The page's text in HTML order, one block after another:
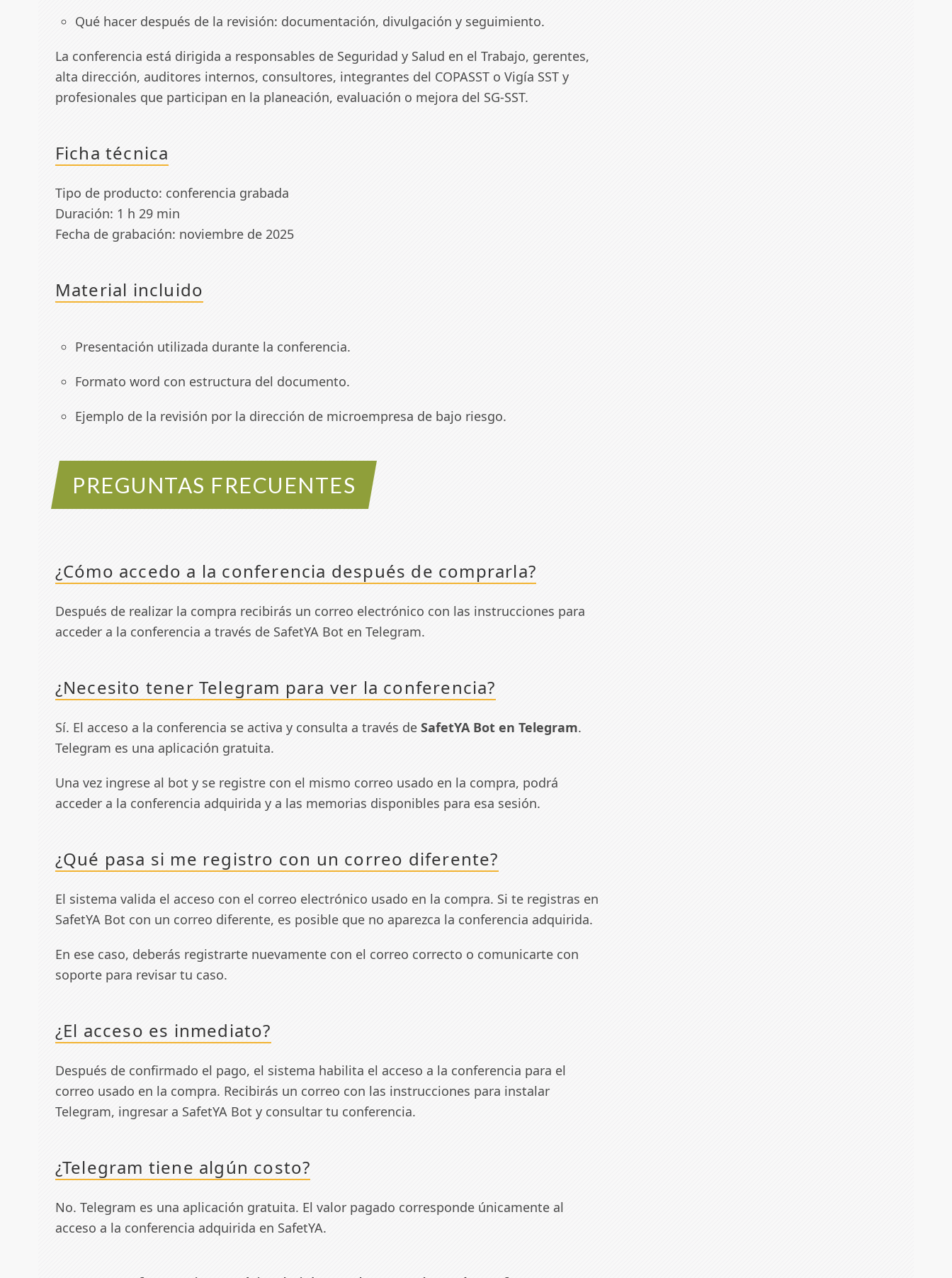
Qué hacer después de la revisión: documentación, divulgación y seguimiento.
La conferencia está dirigida a responsables de Seguridad y Salud en el Trabajo, gerentes,
alta dirección, auditores internos, consultores, integrantes del COPASST o Vigía SST y
profesionales que participan en la planeación, evaluación o mejora del SG-SST.
Ficha técnica
Tipo de producto: conferencia grabada
Duración: 1 h 29 min
Fecha de grabación: noviembre de 2025
Material incluido
Presentación utilizada durante la conferencia.
Formato word con estructura del documento.
Ejemplo de la revisión por la dirección de microempresa de bajo riesgo.
PREGUNTAS FRECUENTES
¿Cómo accedo a la conferencia después de comprarla?
Después de realizar la compra recibirás un correo electrónico con las instrucciones para
acceder a la conferencia a través de SafetYA Bot en Telegram.
¿Necesito tener Telegram para ver la conferencia?
Sí. El acceso a la conferencia se activa y consulta a través de SafetYA Bot en Telegram.
Telegram es una aplicación gratuita.
Una vez ingrese al bot y se registre con el mismo correo usado en la compra, podrá
acceder a la conferencia adquirida y a las memorias disponibles para esa sesión.
¿Qué pasa si me registro con un correo diferente?
El sistema valida el acceso con el correo electrónico usado en la compra. Si te registras en
SafetYA Bot con un correo diferente, es posible que no aparezca la conferencia adquirida.
En ese caso, deberás registrarte nuevamente con el correo correcto o comunicarte con
soporte para revisar tu caso.
¿El acceso es inmediato?
Después de confirmado el pago, el sistema habilita el acceso a la conferencia para el
correo usado en la compra. Recibirás un correo con las instrucciones para instalar
Telegram, ingresar a SafetYA Bot y consultar tu conferencia.
¿Telegram tiene algún costo?
No. Telegram es una aplicación gratuita. El valor pagado corresponde únicamente al
acceso a la conferencia adquirida en SafetYA.